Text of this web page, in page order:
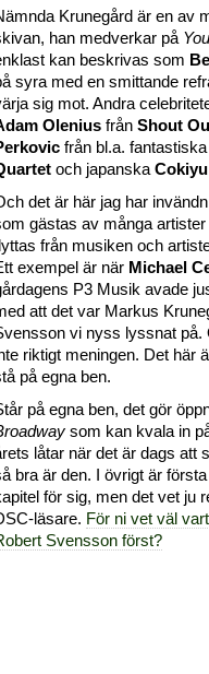
Krunegård är en av
han medverkar på
kan beskrivas som
syra med en smittande
sig mot. Andra
Olenius från Shout
från bl.a.
och japanska Cokiyu
det är här jag har
gästas av många
från musiken och
exempel är när Michael
P3 Musik avade
att det var Markus
vi nyss lyssnat på.
riktigt meningen. Det här
på egna ben.
på egna ben, det gör
som kan kvala in
låtar när det är dags att
bra är den. I övrigt är
för sig, men det vet ju
läsare. För ni vet väl
Svensson först?